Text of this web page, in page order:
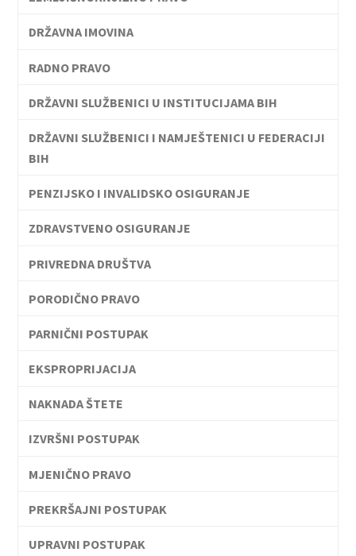
DRŽAVNA IMOVINA
RADNO PRAVO
DRŽAVNI SLUŽBENICI U INSTITUCIJAMA BIH
DRŽAVNI SLUŽBENICI I NAMJEŠTENICI U FEDERACIJI
BIH
PENZIJSKO I INVALIDSKO OSIGURANJE
ZDRAVSTVENO OSIGURANJE
PRIVREDNA DRUŠTVA
PORODIČNO PRAVO
PARNIČNI POSTUPAK
EKSPROPRIJACIJA
NAKNADA ŠTETE
IZVRŠNI POSTUPAK
MJENIČNO PRAVO
PREKRŠAJNI POSTUPAK
UPRAVNI POSTUPAK